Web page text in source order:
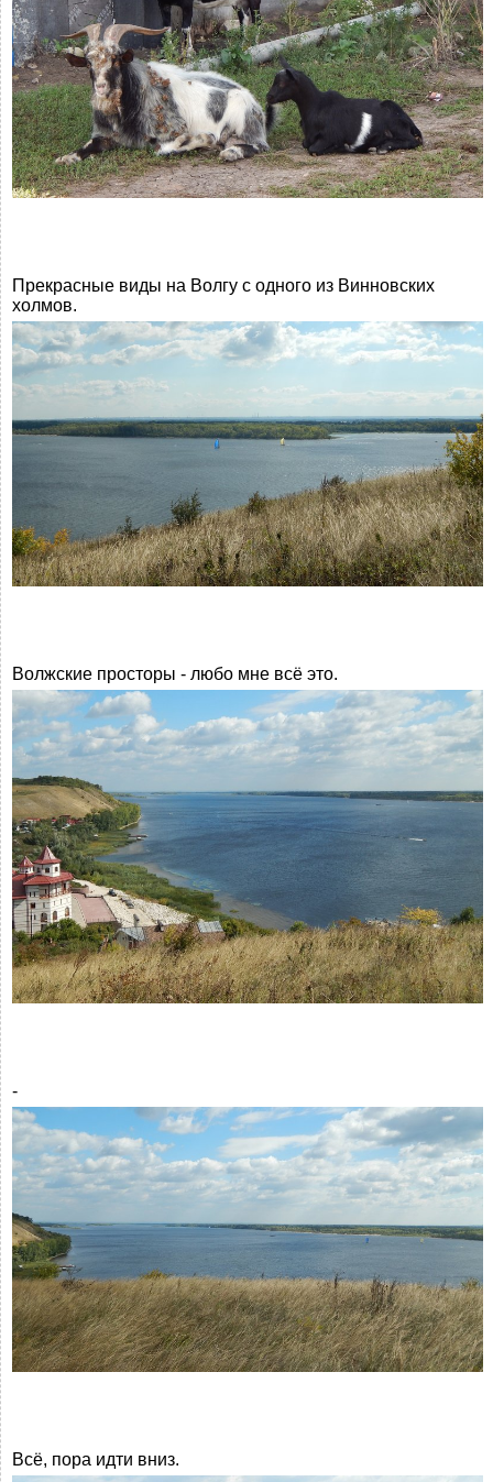
Прекрасные виды на Волгу с одного из Винновских
холмов.
Волжские просторы - любо мне всё это.
-
Всё, пора идти вниз.